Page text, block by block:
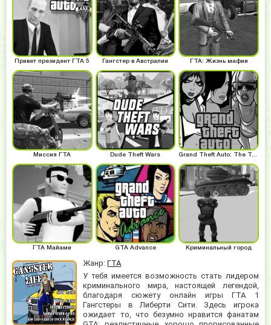
Жанр:ГТА
У тебя имеется возможность стать лидером
криминального мира, настоящей легендой,
благодаря сюжету онлайн игры ГТА 1
Гангстеры в Либерти Сити. Здесь игрока
ожидает то, что безумно нравится фанатам
Привет президент ГТА 5 Гангстер в Австралии ГТА: Жизнь мафии
Миссия ГТА Dude Theft Wars
ГТА Майами GTA Advance Криминальный город